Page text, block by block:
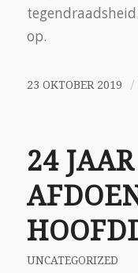
op.
23 OKTOBER 2019 /
24
UNCATEGORIZED